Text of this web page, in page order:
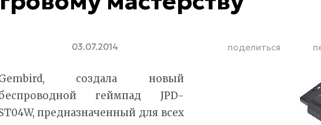
03.07.2014 поделиться
создала новый
геймпад JPD-
предназначенный для всех